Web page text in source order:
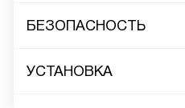
БЕЗОПАСНОСТЬ
УСТАНОВКА